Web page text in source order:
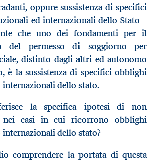
oppure sussistenza di specifici
ed internazionali dello Stato –
che uno dei fondamenti per il
del permesso di soggiorno per
distinto dagli altri ed autonomo
è la sussistenza di specifici obblighi
dello stato.
la specifica ipotesi di non
nei casi in cui ricorrono obblighi
dello stato?
comprendere la portata di questa